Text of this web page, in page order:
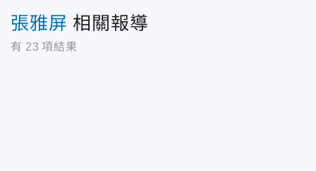
張雅屏 相關報導
有 23 項結果